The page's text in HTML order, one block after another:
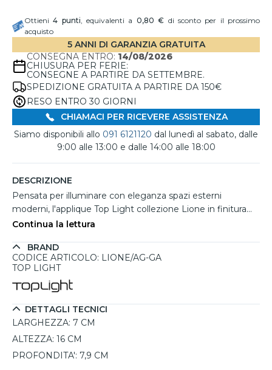
Ottieni4 punti, equivalenti a 0,80 € di sconto per il prossimo
acquisto
5 ANNI DI GARANZIA GRATUITA
CONSEGNA ENTRO: 14/08/2026
CHIUSURA PER FERIE:
CONSEGNE A PARTIRE DA SETTEMBRE.
SPEDIZIONE GRATUITA A PARTIRE DA 150€
RESO ENTRO 30 GIORNI
CHIAMACI PER RICEVERE ASSISTENZA
Siamo disponibili allo 091 6121120 dal lunedì al sabato, dalle
9:00 alle 13:00 e dalle 14:00 alle 18:00
DESCRIZIONE
Pensata per illuminare con eleganza spazi esterni
moderni, l'applique Top Light collezione Lione in finitura
antracite crea un raffinato fascio luminoso bidirezionale
cilindrica in pressofusione di alluminio dona solidità e
un'estetica contemporanea, mentre il diffusore in vetro
l'alto che verso il basso. Dotata di 2 attacchi GU10
intercambiabili con potenza elettrica massima di 2x9W,
permette di scegliere liberamente l'intensità e la tonalità
luminosa desiderata. Il grado di protezione IP65 offre
un'elevata resistenza contro pioggia, polvere e agenti
atmosferici, rendendola ideale per ville, balconi e ambienti
Continua la lettura
BRAND
CODICE ARTICOLO: LIONE/AG-GA
TOP LIGHT
DETTAGLI TECNICI
LARGHEZZA: 7 CM
ALTEZZA: 16 CM
PROFONDITA': 7,9 CM